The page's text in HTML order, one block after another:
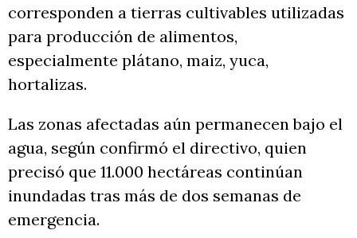
corresponden a tierras cultivables utilizadas
para producción de alimentos,
especialmente plátano, maiz, yuca,
hortalizas.
Las zonas afectadas aún permanecen bajo el
agua, según confirmó el directivo, quien
precisó que 11.000 hectáreas continúan
inundadas tras más de dos semanas de
emergencia.